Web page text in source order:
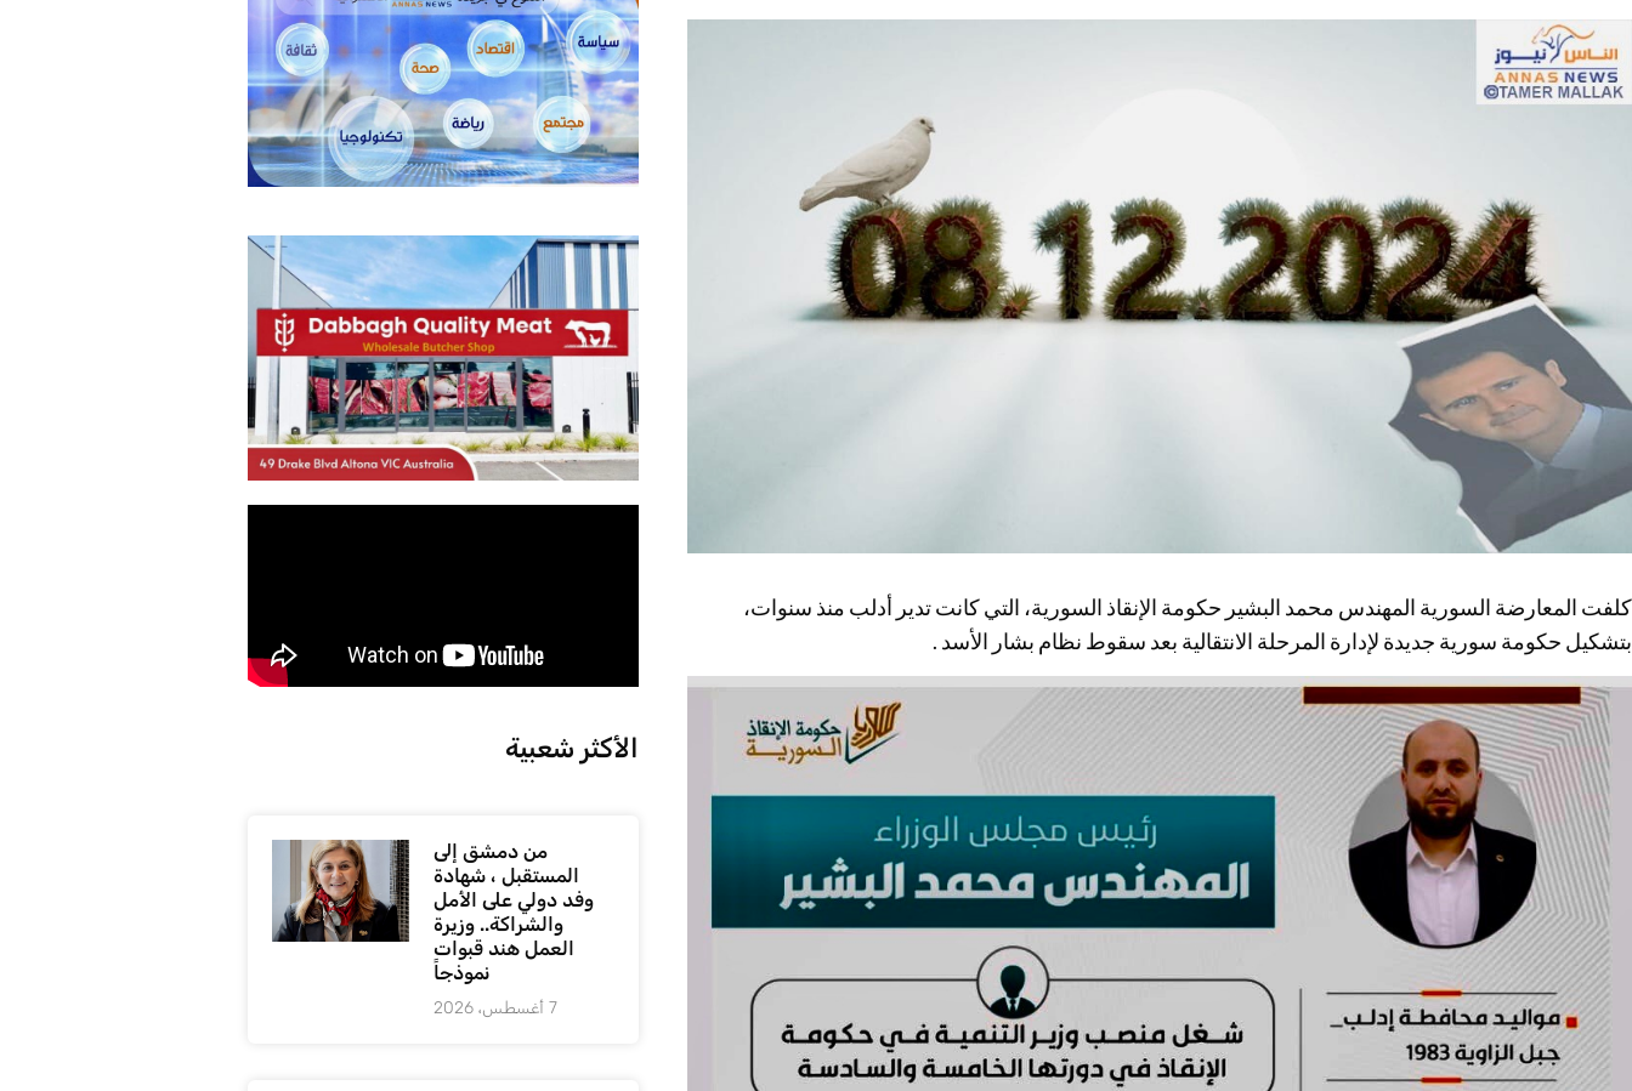
كلفت المعارضة السورية المهندس محمد البشير حكومة الإنقاذ السورية، التي كانت تدير أدلب منذ سنوات،
بتشكيل حكومة سورية جديدة لإدارة المرحلة الانتقالية بعد سقوط نظام بشار الأسد .
الأكثر شعبية
من دمشق إلى
المستقبل ، شهادة
وفد دولي على الأمل
والشراكة.. وزيرة
العمل هند قبوات
نموذجاً
7 أغسطس، 2026